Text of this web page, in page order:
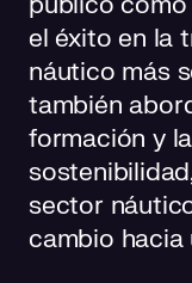
el éxito en la
náutico más
también
formación y
sector
cambio